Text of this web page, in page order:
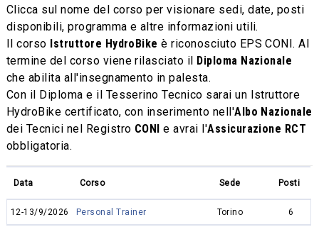
Clicca sul nome del corso per visionare sedi, date, posti
disponibili, programma e altre informazioni utili.
Il corso Istruttore HydroBike è riconosciuto EPS CONI. Al
termine del corso viene rilasciato il Diploma Nazionale
che abilita all'insegnamento in palesta.
Con il Diploma e il Tesserino Tecnico sarai un Istruttore
HydroBike certificato, con inserimento nell'Albo Nazionale
dei Tecnici nel Registro CONI e avrai l'Assicurazione RCT
obbligatoria.
Data Corso Sede Posti
12-13/9/2026 Personal Trainer Torino 6